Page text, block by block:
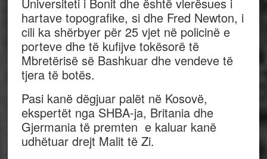
hartave topografike, si dhe Fred Newton, i
cili ka shërbyer për 25 vjet në policinë e
porteve dhe të kufijve tokësorë të
Mbretërisë së Bashkuar dhe vendeve të
tjera të botës.
Pasi kanë dëgjuar palët në Kosovë,
ekspertët nga SHBA-ja, Britania dhe
Gjermania të premten e kaluar kanë
udhëtuar drejt Malit të Zi.